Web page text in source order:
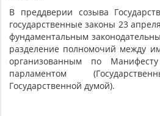
В преддверии созыва
государственные законы 23
фундаментальным
разделение полномочий между
организованным по
парламентом
Государственной думой).